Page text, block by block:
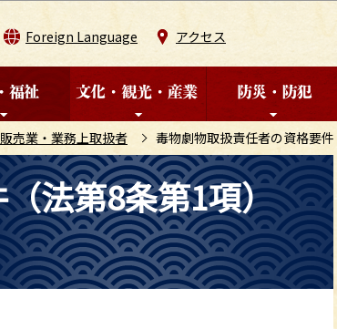
Foreign Language アクセス
売業・業務上取扱者 毒物劇物取扱責任者の資格要
法第8条第1項）